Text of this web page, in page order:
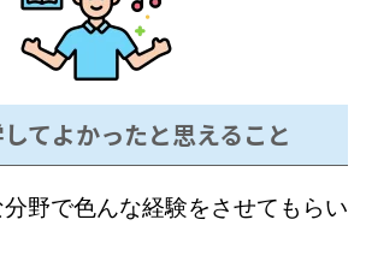
てよかったと思えること
野で色んな経験をさせてもらい